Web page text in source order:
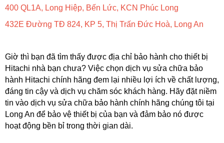
400 QL1A, Long Hiệp, Bến Lức, KCN Phúc Long
432E Đường TĐ 824, KP 5, Thị Trấn Đức Hoà, Long An
Giờ thì bạn đã tìm thấy được địa chỉ bảo hành cho thiết bị
Hitachi nhà bạn chưa? Việc chọn dịch vụ sửa chữa bảo
hành Hitachi chính hãng đem lại nhiều lợi ích về chất lượng,
đáng tin cậy và dịch vụ chăm sóc khách hàng. Hãy đặt niềm
tin vào dịch vụ sửa chữa bảo hành chính hãng chúng tôi tại
Long An để bảo vệ thiết bị của bạn và đảm bảo nó được
hoạt động bền bỉ trong thời gian dài.